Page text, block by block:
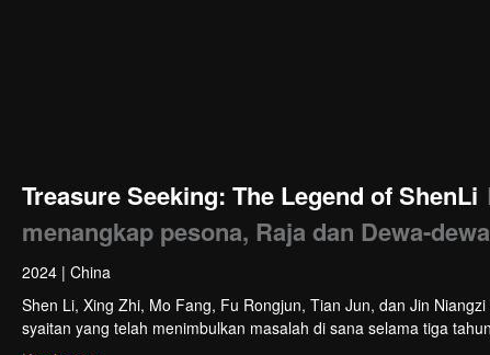
Treasure Seeking: The Legend of ShenLi
menangkap pesona, Raja dan Dewa-
2024 | China
Shen Li, Xing Zhi, Mo Fang, Fu Rongjun, Tian Jun, dan Jin
syaitan yang telah menimbulkan masalah di sana selama tiga
hanya untuk mendapati bahawa mereka telah memasuki era